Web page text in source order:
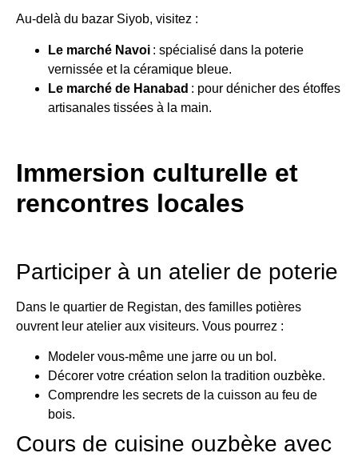
Au-delà du bazar Siyob, visitez :
Le marché Navoi : spécialisé dans la poterie
vernissée et la céramique bleue.
Le marché de Hanabad : pour dénicher des étoffes
artisanales tissées à la main.
Immersion culturelle et
rencontres locales
Participer à un atelier de poterie
Dans le quartier de Registan, des familles potières
ouvrent leur atelier aux visiteurs. Vous pourrez :
Modeler vous-même une jarre ou un bol.
Décorer votre création selon la tradition ouzbèke.
Comprendre les secrets de la cuisson au feu de
bois.
Cours de cuisine ouzbèke avec